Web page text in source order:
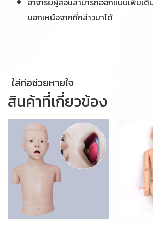
นอกเหนือจากที่กล่าวมาได้
ใส่ท่อช่วยหายใจ
สินค้าที่เกี่ยวข้อง